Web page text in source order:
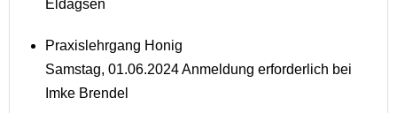
Eldagsen
Praxislehrgang Honig
Samstag, 01.06.2024 Anmeldung erforderlich bei
Imke Brendel